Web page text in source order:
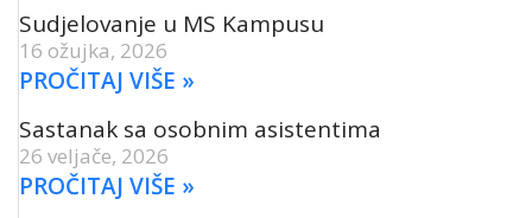
Sudjelovanje u MS Kampusu
16 ožujka, 2026
PROČITAJ VIŠE »
Sastanak sa osobnim asistentima
26 veljače, 2026
PROČITAJ VIŠE »